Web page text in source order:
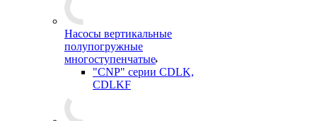
Насосы вертикальные
полупогружные
многоступенчатые
"CNP" серии CDLK,
CDLKF